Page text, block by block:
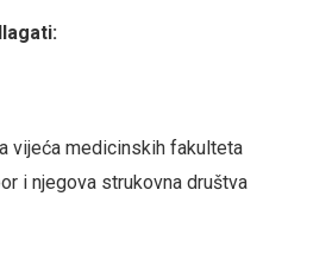
vijeća medicinskih fakulteta
i njegova strukovna društva